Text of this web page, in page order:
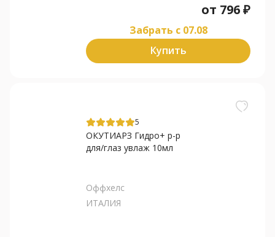
от 796₽
Забрать c 07.08
Купить
5
ОКУТИАРЗ Гидро+ р-р
для/глаз увлаж 10мл
Оффхелс
ИТАЛИЯ